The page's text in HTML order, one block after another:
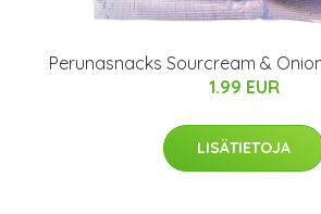
Perunasnacks Sourcream &
1.99 EUR
LISÄTIETOJA